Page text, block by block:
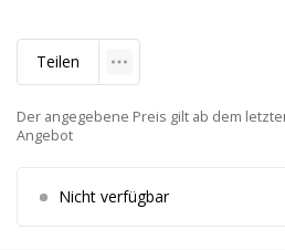
Teilen
Der angegebene Preis gilt ab dem
Angebot
Nicht verfügbar